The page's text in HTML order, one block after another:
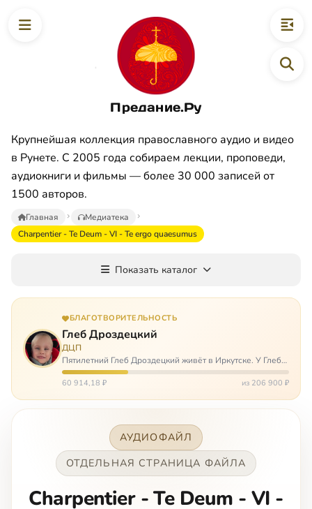
Предание.Ру
Крупнейшая коллекция православного аудио и видео
в Рунете. С 2005 года собираем лекции, проповеди,
аудиокниги и фильмы — более 30 000 записей от
1500 авторов.
Главная
Медиатека
Charpentier - Te Deum - VI - Te ergo quaesumus
Показать каталог
БЛАГОТВОРИТЕЛЬНОСТЬ
Глеб Дроздецкий
ДЦП
Пятилетний Глеб Дроздецкий живёт в Иркутске. У Глеба
ДЦП из-за перенесённого в младенчестве менингита,
но его положение осложняется эпилепсией, с которой
60 914,18 ₽ из 206 900 ₽
АУДИОФАЙЛ
ОТДЕЛЬНАЯ СТРАНИЦА ФАЙЛА
Charpentier - Te Deum - VI -